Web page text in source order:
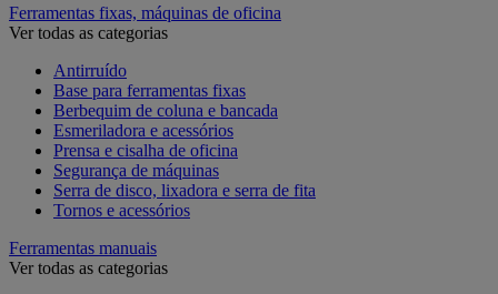
Ferramentas fixas, máquinas de oficina
Ver todas as categorias
Antirruído
Base para ferramentas fixas
Berbequim de coluna e bancada
Esmeriladora e acessórios
Prensa e cisalha de oficina
Segurança de máquinas
Serra de disco, lixadora e serra de fita
Tornos e acessórios
Ferramentas manuais
Ver todas as categorias